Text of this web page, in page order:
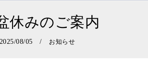
休みのご案内
2025/08/05 / お知らせ